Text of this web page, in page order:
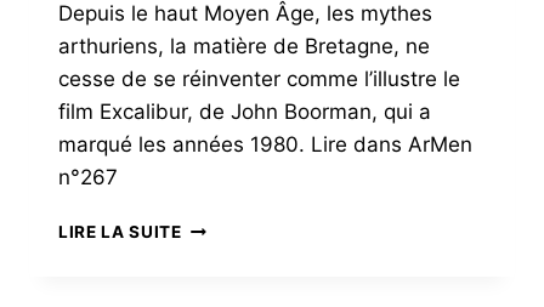
Depuis le haut Moyen Âge, les mythes
arthuriens, la matière de Bretagne, ne
cesse de se réinventer comme l’illustre le
film Excalibur, de John Boorman, qui a
marqué les années 1980. Lire dans ArMen
n°267
LIRE LA SUITEEXCALIBUR,